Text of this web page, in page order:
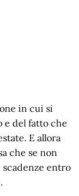
in cui si
e del fatto che
E allora
che se non
entro